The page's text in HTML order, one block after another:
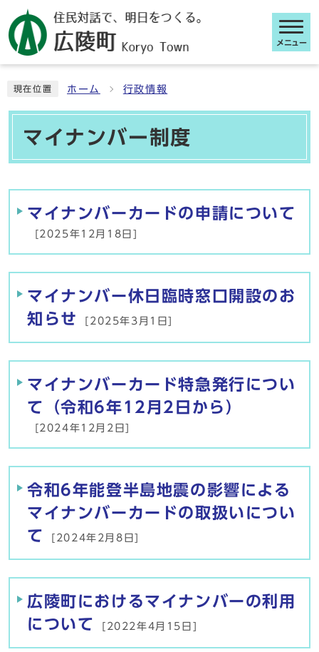
メニュー
現在位置 ホーム 行政情報
マイナンバー制度
メインメニュー
マイナンバーカードの申請について
[2025年12月18日]
マイナンバー休日臨時窓口開設のお
知らせ
[2025年3月1日]
マイナンバーカード特急発行につい
て（令和6年12月2日から）
[2024年12月2日]
令和6年能登半島地震の影響による
マイナンバーカードの取扱いについ
て
[2024年2月8日]
広陵町におけるマイナンバーの利用
について
[2022年4月15日]